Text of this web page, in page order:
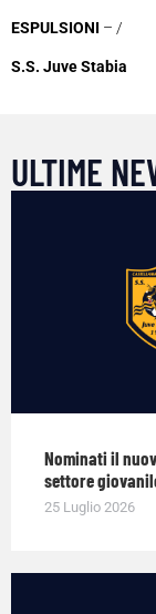
ESPULSIONI – /
S.S. Juve Stabia
ULTIME
Nominati il
settore
25 Luglio 2026